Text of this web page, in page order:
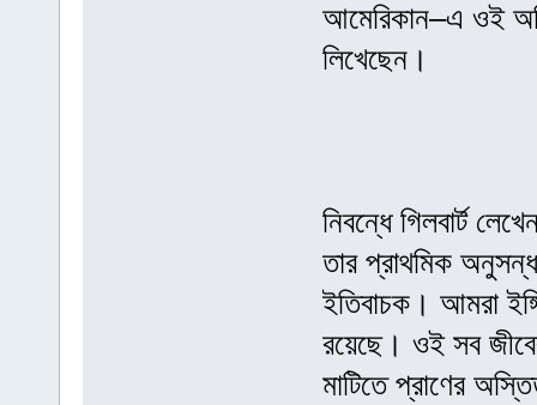
আমেরিকান–এ ওই
লিখেছেন।
নিবন্ধে গিলবার্ট
তার প্রাথমিক
ইতিবাচক। আমরা
রয়েছে। ওই সব
মাটিতে প্রাণের